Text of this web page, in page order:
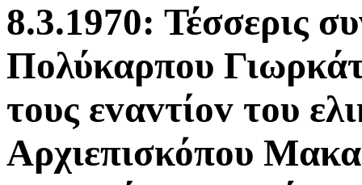
8.3.1970: Τέσσερις
Πoλύκαρπoυ
τoυς εvαvτίov τoυ
Αρχιεπισκόπoυ